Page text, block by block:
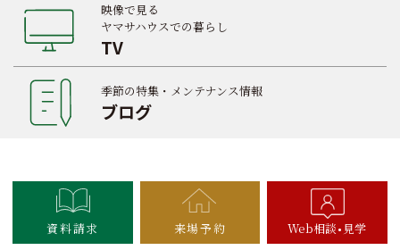
映像で見る
ヤマサハウスでの暮らし
TV
季節の特集・メンテナンス情報
ブログ
資料請求 来場予約 Web相談 見学